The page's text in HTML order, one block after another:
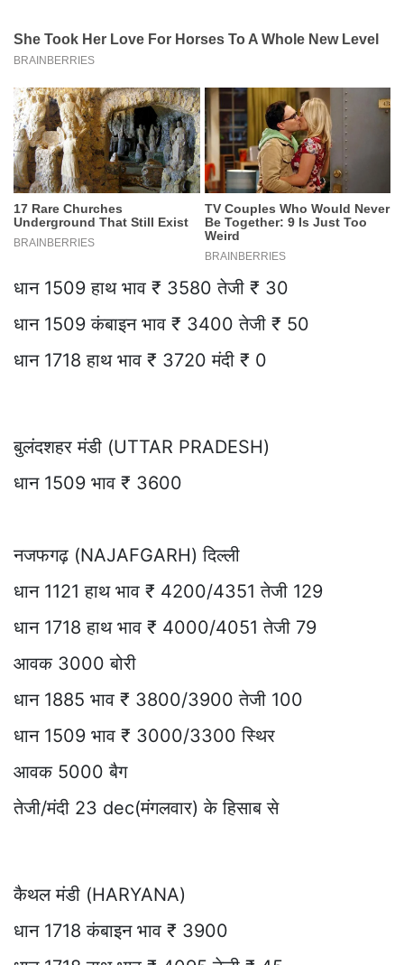
धान 1509 हाथ भाव ₹ 3580 तेजी ₹ 30
धान 1509 कंबाइन भाव ₹ 3400 तेजी ₹ 50
धान 1718 हाथ भाव ₹ 3720 मंदी ₹ 0
बुलंदशहर मंडी (UTTAR PRADESH)
धान 1509 भाव ₹ 3600
नजफगढ़ (NAJAFGARH) दिल्ली
धान 1121 हाथ भाव ₹ 4200/4351 तेजी 129
धान 1718 हाथ भाव ₹ 4000/4051 तेजी 79
आवक 3000 बोरी
धान 1885 भाव ₹ 3800/3900 तेजी 100
धान 1509 भाव ₹ 3000/3300 स्थिर
आवक 5000 बैग
तेजी/मंदी 23 dec(मंगलवार) के हिसाब से
कैथल मंडी (HARYANA)
धान 1718 कंबाइन भाव ₹ 3900